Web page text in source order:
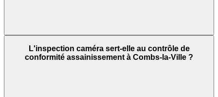
L'inspection caméra sert-elle au contrôle de
conformité assainissement à Combs-la-Ville ?